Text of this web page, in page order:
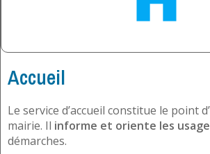
Accueil
Le service d’accueil constitue le point
mairie. Il informe et oriente les
démarches.